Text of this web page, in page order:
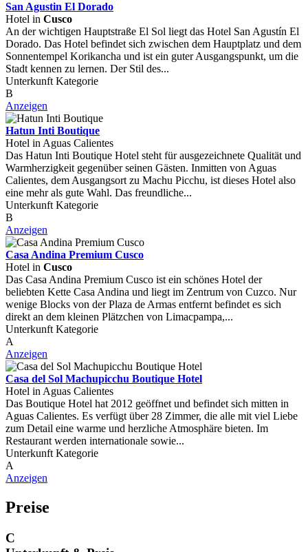
San Agustin El Dorado
Hotel in Cusco
An der wichtigen Hauptstraße El Sol liegt das Hotel San Agustín El
Dorado. Das Hotel befindet sich zwischen dem Hauptplatz und dem
Sonnentempel Korikancha und ist ein guter Ausgangspunkt, um die
Stadt kennen zu lernen. Der Stil des...
Unterkunft Kategorie
B
Anzeigen
Hatun Inti Boutique
Hotel in Aguas Calientes
Das Hatun Inti Boutique Hotel steht für ausgezeichnete Qualität und
Warmherzigkeit gegenüber seinen Gästen. Inmitten von Aguas
Calientes, dem Ausgangsort zu Machu Picchu, ist dieses Hotel also
eine mehr als gute Wahl. Das freundliche...
Unterkunft Kategorie
B
Anzeigen
Casa Andina Premium Cusco
Hotel in Cusco
Das Casa Andina Premium Cusco ist ein schönes Hotel der
beliebten Kette Casa Andina und liegt im Zentrum von Cuzco. Nur
wenige Blocks von der Plaza de Armas entfernt befindet es sich
direkt an dem kleinen Plätzchen von Limacpampa,...
Unterkunft Kategorie
A
Anzeigen
Casa del Sol Machupicchu Boutique Hotel
Hotel in Aguas Calientes
Das Boutique Hotel hat 2012 geöffnet und befindet sich mitten in
Aguas Calientes. Es verfügt über 28 Zimmer, die alle mit viel Liebe
zum Detail eine warme und herzliche Atmosphäre bieten. Im
Restaurant werden internationale sowie...
Unterkunft Kategorie
A
Anzeigen
Preise
C